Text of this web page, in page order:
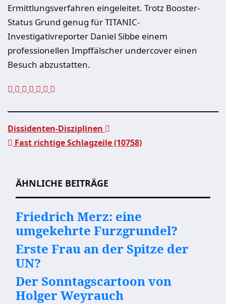
Ermittlungsverfahren eingeleitet. Trotz Booster-
Status Grund genug für TITANIC-
Investigativreporter Daniel Sibbe einem
professionellen Impffälscher undercover einen
Besuch abzustatten.
Dissidenten-Disziplinen
Fast richtige Schlagzeile (10758)
ÄHNLICHE BEITRÄGE
Friedrich Merz: eine
umgekehrte Furzgrundel?
Erste Frau an der Spitze der
UN?
Der Sonntagscartoon von
Holger Weyrauch